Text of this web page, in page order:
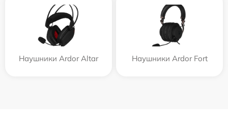
Наушники Ardor Аltar Наушники Ardor Fort